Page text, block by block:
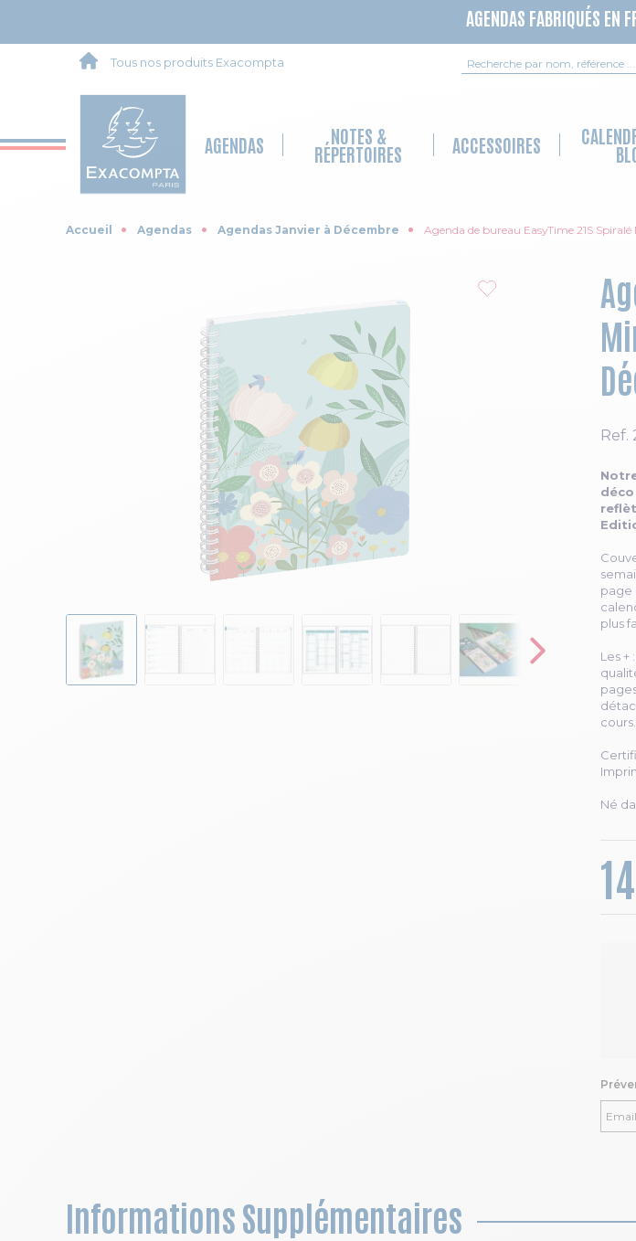
AGENDAS FABRIQUÉS EN
Tous nos produits Exacompta Recherche
AGENDAS NOTES &
RÉPERTOIRES ACCESSOIRES
Accueil Agendas Agendas Janvier à Décembre Agenda de bureau EasyTime 21S
Ref.
page
plus
Les
cours.
Né
Informations Supplémentaires